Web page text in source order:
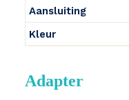
Aansluiting
Kleur
Adapter